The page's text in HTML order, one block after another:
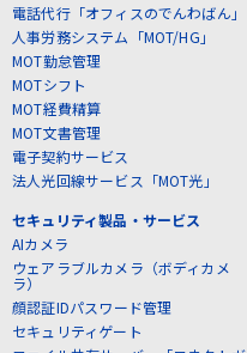
電話代行「オフィスのでんわばん」
人事労務システム「MOT/HG」
MOT勤怠管理
MOTシフト
MOT経費精算
MOT文書管理
電子契約サービス
法人光回線サービス「MOT光」
セキュリティ製品・サービス
AIカメラ
ウェアラブルカメラ（ボディカメ
ラ）
顔認証IDパスワード管理
セキュリティゲート